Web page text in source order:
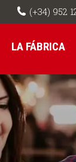
(+34) 952
LA FÁBRICA